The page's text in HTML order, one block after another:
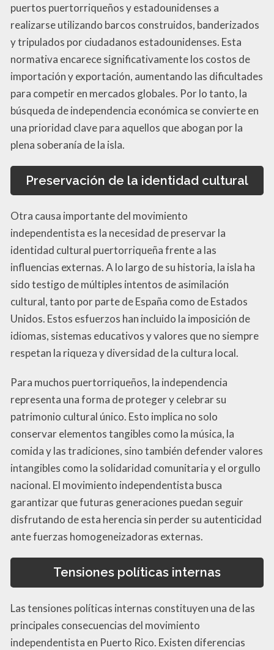
puertos puertorriqueños y estadounidenses a
realizarse utilizando barcos construidos, banderizados
y tripulados por ciudadanos estadounidenses. Esta
normativa encarece significativamente los costos de
importación y exportación, aumentando las dificultades
para competir en mercados globales. Por lo tanto, la
búsqueda de independencia económica se convierte en
una prioridad clave para aquellos que abogan por la
plena soberanía de la isla.
Preservación de la identidad cultural
Otra causa importante del movimiento
independentista es la necesidad de preservar la
identidad cultural puertorriqueña frente a las
influencias externas. A lo largo de su historia, la isla ha
sido testigo de múltiples intentos de asimilación
cultural, tanto por parte de España como de Estados
Unidos. Estos esfuerzos han incluido la imposición de
idiomas, sistemas educativos y valores que no siempre
respetan la riqueza y diversidad de la cultura local.
Para muchos puertorriqueños, la independencia
representa una forma de proteger y celebrar su
patrimonio cultural único. Esto implica no solo
conservar elementos tangibles como la música, la
comida y las tradiciones, sino también defender valores
intangibles como la solidaridad comunitaria y el orgullo
nacional. El movimiento independentista busca
garantizar que futuras generaciones puedan seguir
disfrutando de esta herencia sin perder su autenticidad
ante fuerzas homogeneizadoras externas.
Tensiones políticas internas
Las tensiones políticas internas constituyen una de las
principales consecuencias del movimiento
independentista en Puerto Rico. Existen diferencias